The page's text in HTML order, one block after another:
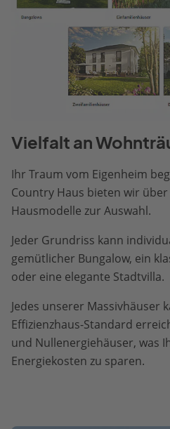
Vielfalt an
Ihr Traum vom Eigenheim
Country Haus bieten wir
Hausmodelle zur Auswahl.
Jeder Grundriss kann
gemütlicher Bungalow, ein
oder eine elegante Stadtvilla.
Jedes unserer Massivhäuser
Effizienzhaus-Standard
und Nullenergiehäuser, was
Energiekosten zu sparen.